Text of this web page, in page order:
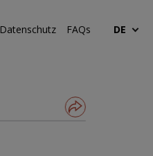
Datenschutz FAQs DE